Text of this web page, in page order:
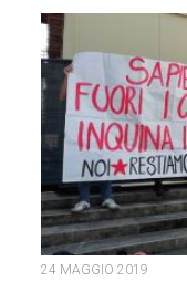
24 MAGGIO 2019